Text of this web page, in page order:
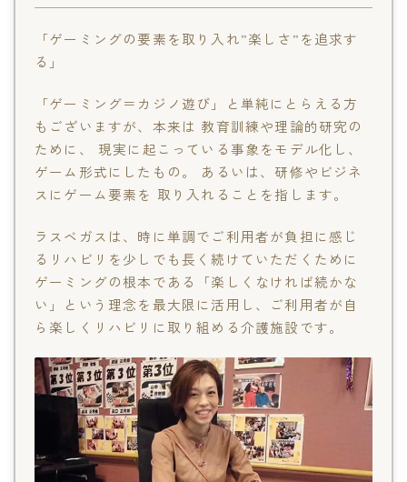
「ゲーミングの要素を取り入れ”楽しさ”を追求す
る」
「ゲーミング＝カジノ遊び」と単純にとらえる方
もございますが、本来は 教育訓練や理論的研究の
ために、 現実に起こっている事象をモデル化し、
ゲーム形式にしたもの。 あるいは、研修やビジネ
スにゲーム要素を 取り入れることを指します。
ラスベガスは、時に単調でご利用者が負担に感じ
るリハビリを少しでも長く続けていただくために
ゲーミングの根本である「楽しくなければ続かな
い」という理念を最大限に活用し、ご利用者が自
ら楽しくリハビリに取り組める介護施設です。